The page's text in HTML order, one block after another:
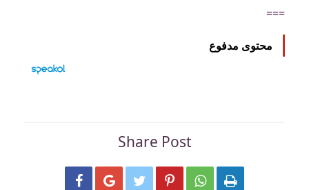
===
محتوى مدفوع
Share Post
     